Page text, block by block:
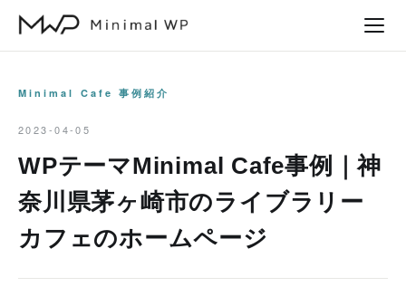
Minimal Cafe 事例紹介
2023-04-05
WPテーマMinimal Cafe事例｜神
奈川県茅ヶ崎市のライブラリー
カフェのホームページ